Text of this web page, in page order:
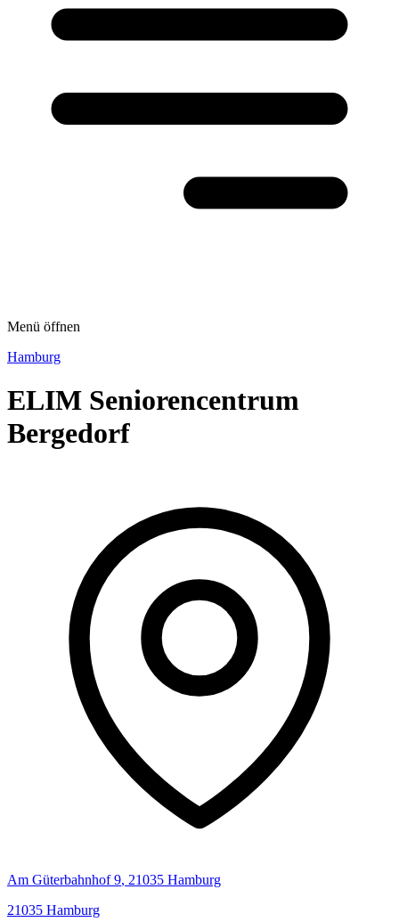
Menü öffnen
Hamburg
ELIM Seniorencentrum
Bergedorf
Am Güterbahnhof 9, 21035 Hamburg
21035 Hamburg